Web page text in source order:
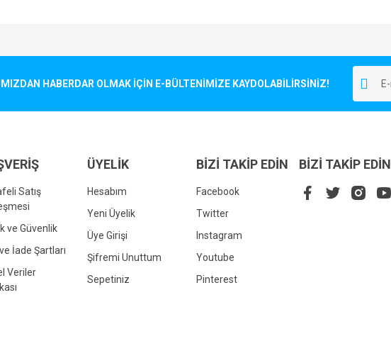
veya görüntülenemiyor.
olmalı.
HABERDAR OLMAK İÇİN E-BÜLTENİMİZE KAYDOLABİLİRSİNİZ!
Satış
ve Güvenlik
İade Şartları
Veriler
ÜYELİK
Hesabım
Yeni Üyelik
Üye Girişi
Şifremi Unuttum
Sepetiniz
BİZİ TAKİP EDİN
Facebook
Twitter
Instagram
Youtube
Pinterest
BİZİ TAKİP EDİN